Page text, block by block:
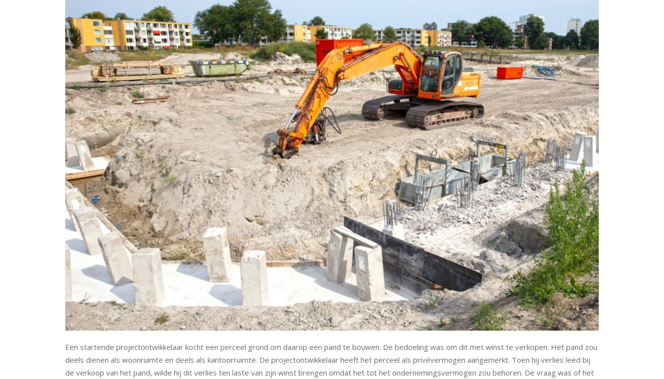
Een startende projectontwikkelaar kocht een perceel grond om daarop een pand te bouwen. De bedoeling was om dit met winst te verkopen. Het pand zou
deels dienen als woonruimte en deels als kantoorruimte. De projectontwikkelaar heeft het perceel als privévermogen aangemerkt. Toen hij verlies leed bij
de verkoop van het pand, wilde hij dit verlies ten laste van zijn winst brengen omdat het tot het ondernemingsvermogen zou behoren. De vraag was of het